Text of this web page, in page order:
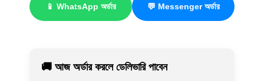
📱 WhatsApp অর্ডার 💬 Messenger অর্ডার
🚚 আজ অর্ডার করলে ডেলিভারি পাবেন